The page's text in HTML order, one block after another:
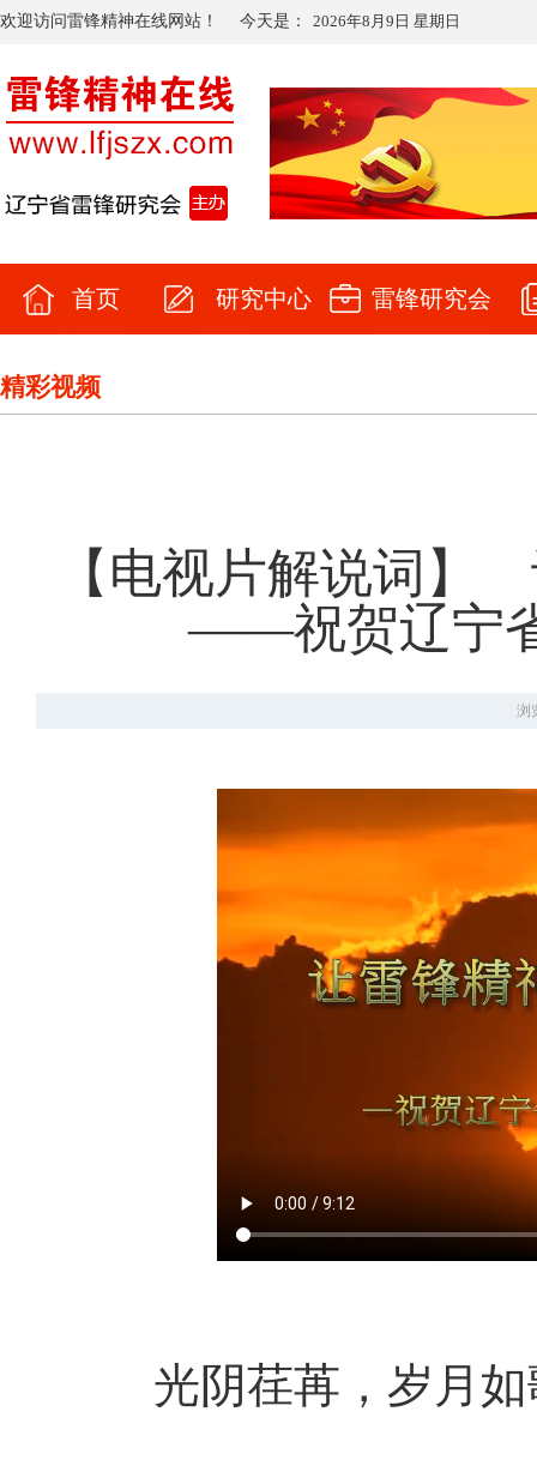
欢迎访问雷锋精神在线网站！ 今天是： 2026年8月9日 星期日
首页 研究中心 雷锋研究会
精彩视频
【电视片解说词】
——祝贺辽宁
浏
光阴荏苒，岁月如